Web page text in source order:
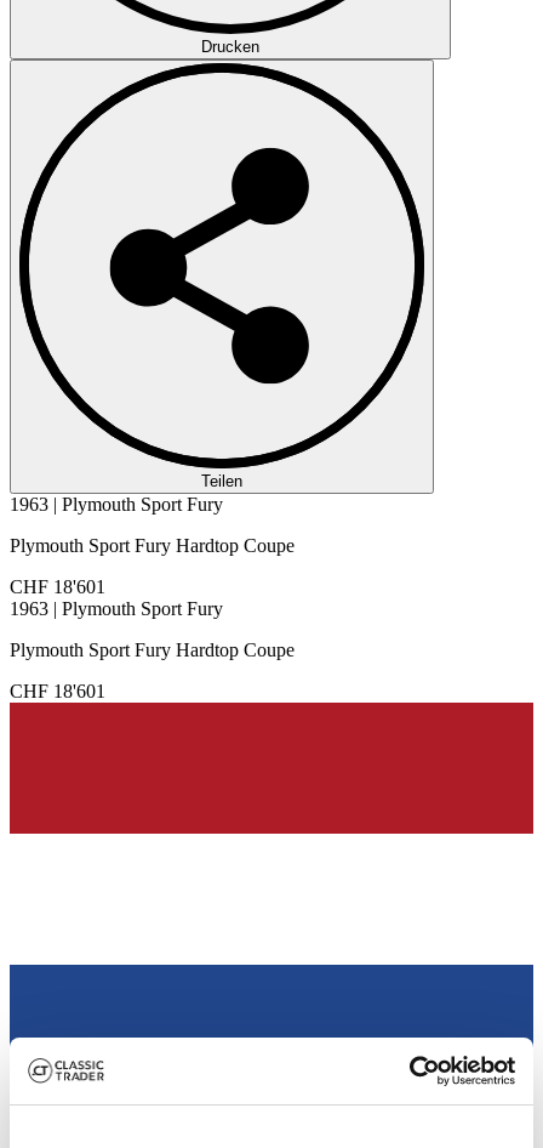
Drucken
Teilen
1963 | Plymouth Sport Fury
Plymouth Sport Fury Hardtop Coupe
CHF 18'601
1963 | Plymouth Sport Fury
Plymouth Sport Fury Hardtop Coupe
CHF 18'601
Händler